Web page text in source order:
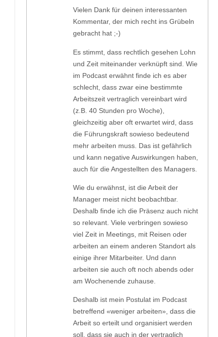
Vielen Dank für deinen interessanten
Kommentar, der mich recht ins Grübeln
gebracht hat ;-)
Es stimmt, dass rechtlich gesehen Lohn
und Zeit miteinander verknüpft sind. Wie
im Podcast erwähnt finde ich es aber
schlecht, dass zwar eine bestimmte
Arbeitszeit vertraglich vereinbart wird
(z.B. 40 Stunden pro Woche),
gleichzeitig aber oft erwartet wird, dass
die Führungskraft sowieso bedeutend
mehr arbeiten muss. Das ist gefährlich
und kann negative Auswirkungen haben,
auch für die Angestellten des Managers.
Wie du erwähnst, ist die Arbeit der
Manager meist nicht beobachtbar.
Deshalb finde ich die Präsenz auch nicht
so relevant. Viele verbringen sowieso
viel Zeit in Meetings, mit Reisen oder
arbeiten an einem anderen Standort als
einige ihrer Mitarbeiter. Und dann
arbeiten sie auch oft noch abends oder
am Wochenende zuhause.
Deshalb ist mein Postulat im Podcast
betreffend «weniger arbeiten», dass die
Arbeit so erteilt und organisiert werden
soll, dass sie auch in der vertraglich